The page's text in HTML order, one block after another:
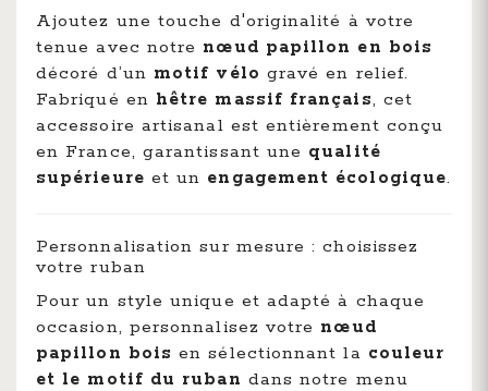
Ajoutez une touche d'originalité à votre
tenue avec notre nœud papillon en bois
décoré d’un motif vélo gravé en relief.
Fabriqué en hêtre massif français, cet
accessoire artisanal est entièrement conçu
en France, garantissant une qualité
supérieure et un engagement écologique.
Personnalisation sur mesure : choisissez
votre ruban
Pour un style unique et adapté à chaque
occasion, personnalisez votre nœud
papillon bois en sélectionnant la couleur
et le motif du ruban dans notre menu